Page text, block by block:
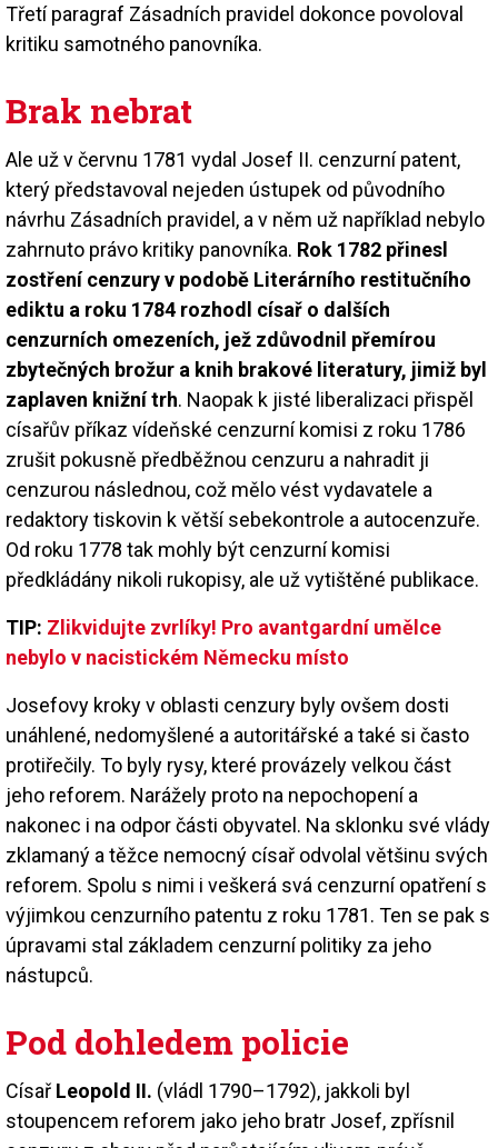
Třetí paragraf Zásadních pravidel dokonce povoloval
kritiku samotného panovníka.
Brak nebrat
Ale už v červnu 1781 vydal Josef II. cenzurní patent,
který představoval nejeden ústupek od původního
návrhu Zásadních pravidel, a v něm už například nebylo
zahrnuto právo kritiky panovníka. Rok 1782 přinesl
zostření cenzury v podobě Literárního restitučního
ediktu a roku 1784 rozhodl císař o dalších
cenzurních omezeních, jež zdůvodnil přemírou
zbytečných brožur a knih brakové literatury, jimiž byl
zaplaven knižní trh. Naopak k jisté liberalizaci přispěl
císařův příkaz vídeňské cenzurní komisi z roku 1786
zrušit pokusně předběžnou cenzuru a nahradit ji
cenzurou následnou, což mělo vést vydavatele a
redaktory tiskovin k větší sebekontrole a autocenzuře.
Od roku 1778 tak mohly být cenzurní komisi
předkládány nikoli rukopisy, ale už vytištěné publikace.
TIP: Zlikvidujte zvrlíky! Pro avantgardní umělce
nebylo v nacistickém Německu místo
Josefovy kroky v oblasti cenzury byly ovšem dosti
unáhlené, nedomyšlené a autoritářské a také si často
protiřečily. To byly rysy, které provázely velkou část
jeho reforem. Narážely proto na nepochopení a
nakonec i na odpor části obyvatel. Na sklonku své vlády
zklamaný a těžce nemocný císař odvolal většinu svých
reforem. Spolu s nimi i veškerá svá cenzurní opatření s
výjimkou cenzurního patentu z roku 1781. Ten se pak s
úpravami stal základem cenzurní politiky za jeho
nástupců.
Pod dohledem policie
Císař Leopold II. (vládl 1790–1792), jakkoli byl
stoupencem reforem jako jeho bratr Josef, zpřísnil